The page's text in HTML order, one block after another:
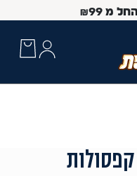
החל מ ₪99